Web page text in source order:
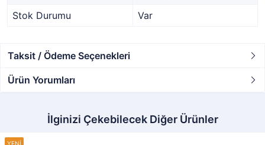
Stok Durumu
Var
Taksit / Ödeme Seçenekleri
Ürün Yorumları
İlginizi Çekebilecek Diğer Ürünler